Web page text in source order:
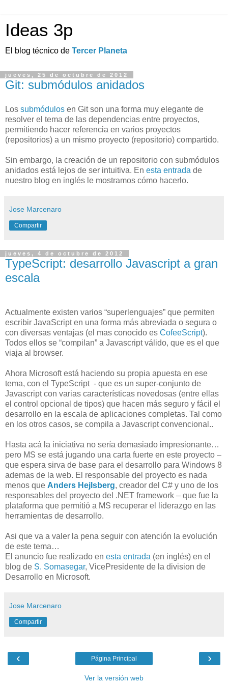
Ideas 3p
El blog técnico de Tercer Planeta
jueves, 25 de octubre de 2012
Git: submódulos anidados
Los submódulos en Git son una forma muy elegante de
resolver el tema de las dependencias entre proyectos,
permitiendo hacer referencia en varios proyectos
(repositorios) a un mismo proyecto (repositorio) compartido.
Sin embargo, la creación de un repositorio con submódulos
anidados está lejos de ser intuitiva. En esta entrada de
nuestro blog en inglés le mostramos cómo hacerlo.
Jose Marcenaro
Compartir
jueves, 4 de octubre de 2012
TypeScript: desarrollo Javascript a gran
escala
Actualmente existen varios “superlenguajes” que permiten
escribir JavaScript en una forma más abreviada o segura o
con diversas ventajas (el mas conocido es CofeeScript).
Todos ellos se “compilan” a Javascript válido, que es el que
viaja al browser.
Ahora Microsoft está haciendo su propia apuesta en ese
tema, con el TypeScript - que es un super-conjunto de
Javascript con varias características novedosas (entre ellas
el control opcional de tipos) que hacen más seguro y fácil el
desarrollo en la escala de aplicaciones completas. Tal como
en los otros casos, se compila a Javascript convencional..
Hasta acá la iniciativa no sería demasiado impresionante…
pero MS se está jugando una carta fuerte en este proyecto –
que espera sirva de base para el desarrollo para Windows 8
ademas de la web. El responsable del proyecto es nada
menos que Anders Hejlsberg, creador del C# y uno de los
responsables del proyecto del .NET framework – que fue la
plataforma que permitió a MS recuperar el liderazgo en las
herramientas de desarrollo.
Asi que va a valer la pena seguir con atención la evolución
de este tema…
El anuncio fue realizado en esta entrada (en inglés) en el
blog de S. Somasegar, VicePresidente de la division de
Desarrollo en Microsoft.
Jose Marcenaro
Compartir
‹ ›
Página Principal
Ver la versión web